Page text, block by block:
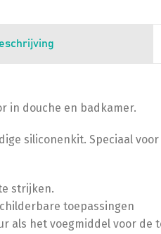
in douche en badkamer.
siliconenkit. Speciaal
strijken.
toepassingen
als het voegmiddel voor de